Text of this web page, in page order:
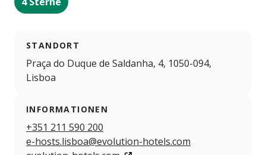
STANDORT
Praça do Duque de Saldanha, 4, 1050-094,
Lisboa
INFORMATIONEN
+351 211 590 200
e-hosts.lisboa@evolution-hotels.com